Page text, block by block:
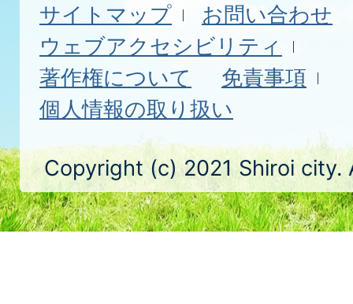
サイトマップ
お問い合わせ
ウェブアクセシビリティ
著作権について
免責事項
個人情報の取り扱い
Copyright (c) 2021 Shiroi city.